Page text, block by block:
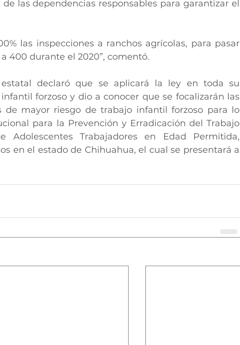
las dependencias responsables para garantizar el
las inspecciones a ranchos agrícolas, para pasar
400 durante el 2020”, comentó.
declaró que se aplicará la ley en toda su
forzoso y dio a conocer que se focalizarán las
de mayor riesgo de trabajo infantil forzoso para lo
para la Prevención y Erradicación del Trabajo
Trabajadores en Edad Permitida,
en el estado de Chihuahua, el cual se presentará a